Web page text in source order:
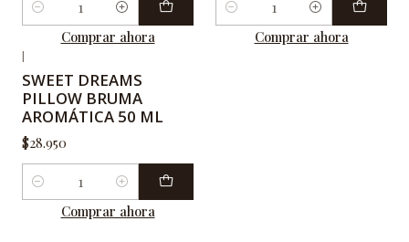
Cantidad
Comprar ahora
Cantidad
Comprar ahora
|
SWEET DREAMS
PILLOW BRUMA
AROMÁTICA 50 ML
$28.950
Cantidad
Comprar ahora